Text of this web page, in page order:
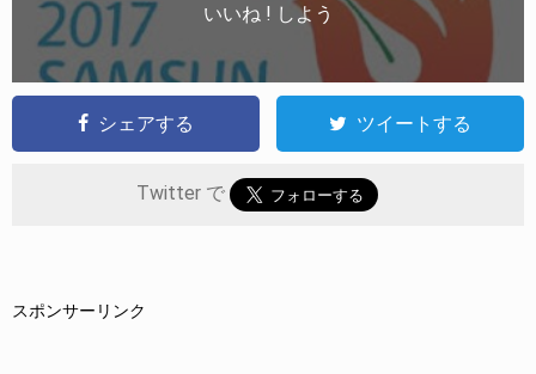
いいね ! しよう
シェアする ツイートする
Twitter で
スポンサーリンク